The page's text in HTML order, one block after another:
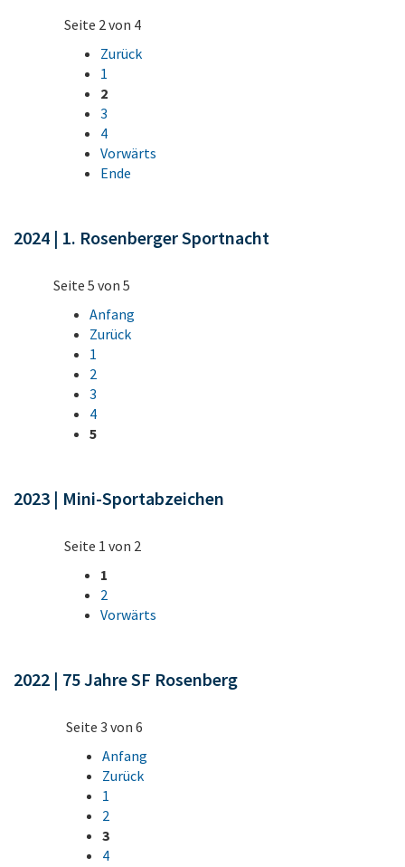
Seite 2 von 4
Zurück
1
2
3
4
Vorwärts
Ende
2024 | 1. Rosenberger Sportnacht
Seite 5 von 5
Anfang
Zurück
1
2
3
4
5
2023 | Mini-Sportabzeichen
Seite 1 von 2
1
2
Vorwärts
2022 | 75 Jahre SF Rosenberg
Seite 3 von 6
Anfang
Zurück
1
2
3
4